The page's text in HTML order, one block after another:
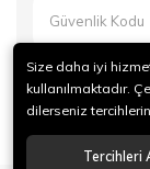
©
Size daha iyi
kullanılmaktadır.
dilerseniz
Tercihleri